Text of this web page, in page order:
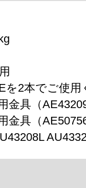
を2本でご使用
金具（
金具（